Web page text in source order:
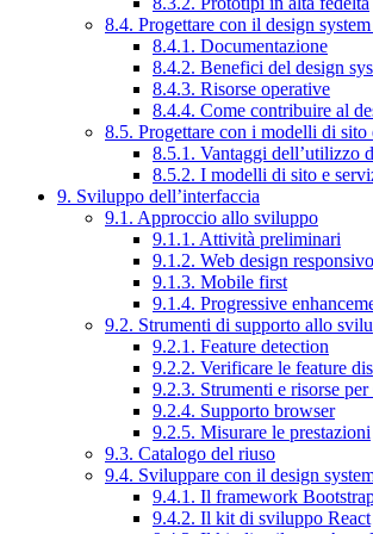
8.4. Progettare con il design
8.4.1. Documentazione
8.4.2. Benefici del design
8.4.3. Risorse operative
8.4.4. Come contribuire al
8.5. Progettare con i modelli di sito
8.5.1. Vantaggi dell’utilizzo
8.5.2. I modelli di sito e
9. Sviluppo dell’interfaccia
9.1. Approccio allo sviluppo
9.1.1. Attività preliminari
9.1.2. Web design
9.1.3. Mobile first
9.1.4. Progressive
9.2. Strumenti di supporto allo
9.2.1. Feature detection
9.2.2. Verificare le feature
9.2.3. Strumenti e risorse
9.2.4. Supporto browser
9.2.5. Misurare le prestazioni
9.3. Catalogo del riuso
9.4. Sviluppare con il design
9.4.1. Il framework
9.4.2. Il kit di sviluppo React